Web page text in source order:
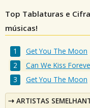
Top Tablaturas e
músicas!
Get You The Moon
Can We Kiss
Get You The Moon
ARTISTAS